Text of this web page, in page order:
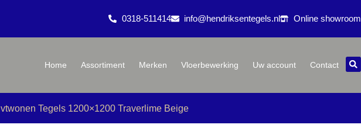
0318-511414 info@hendriksentegels.nl Online showroom
Home Assortiment Merken Vloerbewerking Uw account Contact
vtwonen Tegels 1200×1200 Traverlime Beige